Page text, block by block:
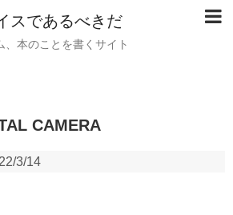
スであるべきだ
、本のことを書くサイト
CAMERA
3/14